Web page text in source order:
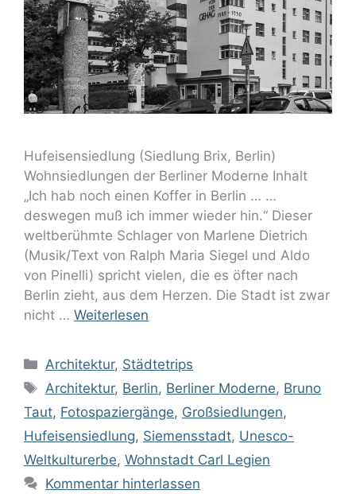
Hufeisensiedlung (Siedlung Brix, Berlin)
Wohnsiedlungen der Berliner Moderne Inhalt
„Ich hab noch einen Koffer in Berlin … …
deswegen muß ich immer wieder hin.“ Dieser
weltberühmte Schlager von Marlene Dietrich
(Musik/Text von Ralph Maria Siegel und Aldo
von Pinelli) spricht vielen, die es öfter nach
Berlin zieht, aus dem Herzen. Die Stadt ist zwar
nicht … Weiterlesen
Architektur, Städtetrips
Architektur, Berlin, Berliner Moderne, Bruno
Taut, Fotospaziergänge, Großsiedlungen,
Hufeisensiedlung, Siemensstadt, Unesco-
Weltkulturerbe, Wohnstadt Carl Legien
Kommentar hinterlassen